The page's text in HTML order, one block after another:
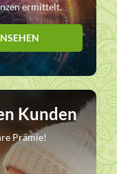
ermittelt.
Kunden
Prämie!